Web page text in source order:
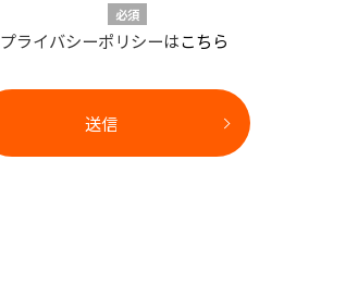
必須
プライバシーポリシーはこちら